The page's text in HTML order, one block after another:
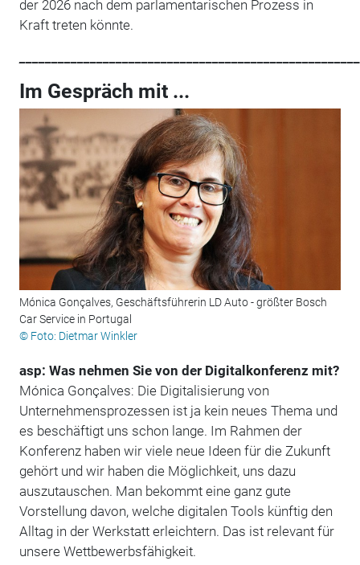
der 2026 nach dem parlamentarischen Prozess in
Kraft treten könnte.
Im Gespräch mit ...
Mónica Gonçalves, Geschäftsführerin LD Auto - größter Bosch
Car Service in Portugal
© Foto: Dietmar Winkler
asp: Was nehmen Sie von der Digitalkonferenz mit?
Mónica Gonçalves: Die Digitalisierung von
Unternehmensprozessen ist ja kein neues Thema und
es beschäftigt uns schon lange. Im Rahmen der
Konferenz haben wir viele neue Ideen für die Zukunft
gehört und wir haben die Möglichkeit, uns dazu
auszutauschen. Man bekommt eine ganz gute
Vorstellung davon, welche digitalen Tools künftig den
Alltag in der Werkstatt erleichtern. Das ist relevant für
unsere Wettbewerbsfähigkeit.